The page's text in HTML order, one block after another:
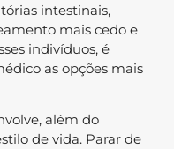
intestinais,
mais cedo e
indivíduos, é
as opções mais
além do
de vida. Parar de